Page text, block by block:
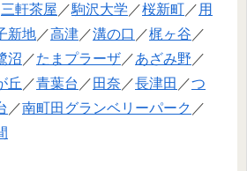
三軒茶屋 ／駒沢大学 ／桜新町 ／ 用
新地 ／高津 ／溝の口 ／梶ヶ谷 ／
沼 ／たまプラーザ ／あざみ野 ／
丘 ／青葉台 ／ 田奈 ／長津田 ／つ
／南町田グランベリーパーク ／